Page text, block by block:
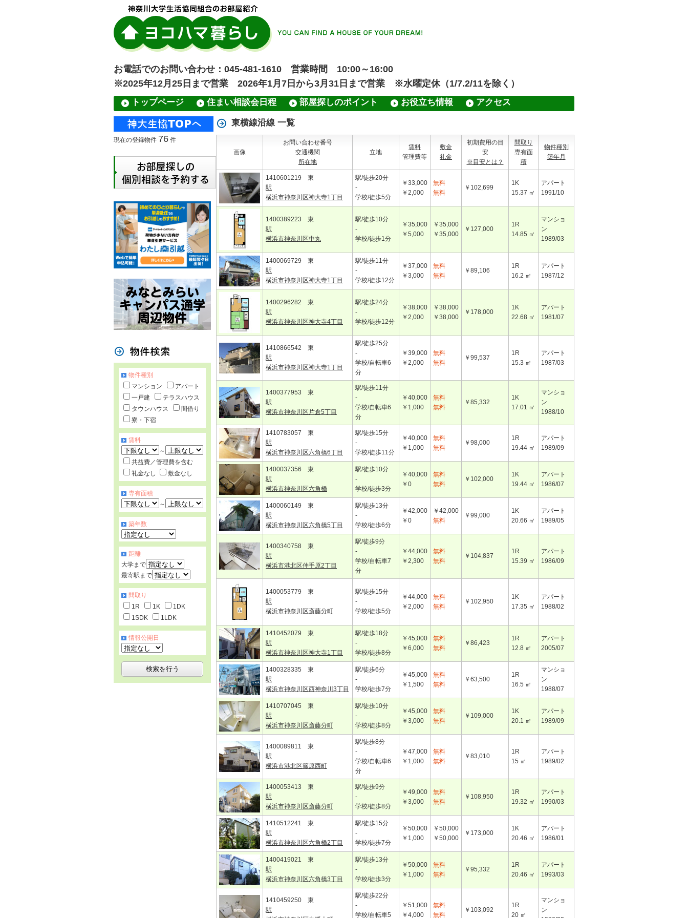
お電話でのお問い合わせ：045-481-1610 営業時間 10:00～16:00
※2025年12月25日まで営業 2026年1月7日から3月31日まで営業 ※水曜定休（1/7.2/11を除く）
トップページ 住まい相談会日程 部屋探しのポイント お役立ち情報 アクセス
東横線沿線 一覧
画像
お問い合わせ番号
交通機関
所在地
立地
賃料
管理費等
敷金
礼金
初期費用の目
安
※目安とは？
間取り
専有面
積
物件種別
築年月
1410601219 東
駅
横浜市神奈川区神大寺1丁目
駅/徒歩20分
-
学校/徒歩5分
￥33,000
￥2,000
無料
無料
￥102,699
1K
15.37 ㎡
アパート
1991/10
1400389223 東
駅
横浜市神奈川区中丸
駅/徒歩10分
-
学校/徒歩1分
￥35,000
￥5,000
￥35,000
￥35,000
￥127,000
1R
14.85 ㎡
マンショ
ン
1989/03
1400069729 東
駅
横浜市神奈川区神大寺1丁目
駅/徒歩11分
-
学校/徒歩12分
￥37,000
￥3,000
無料
無料
￥89,106
1R
16.2 ㎡
アパート
1987/12
1400296282 東
駅
横浜市神奈川区神大寺4丁目
駅/徒歩24分
-
学校/徒歩12分
￥38,000
￥2,000
￥38,000
￥38,000
￥178,000
1K
22.68 ㎡
アパート
1981/07
1410866542 東
駅
横浜市神奈川区神大寺1丁目
駅/徒歩25分
-
学校/自転車6
分
￥39,000
￥2,000
無料
無料
￥99,537
1R
15.3 ㎡
アパート
1987/03
1400377953 東
駅
横浜市神奈川区片倉5丁目
駅/徒歩11分
-
学校/自転車6
分
￥40,000
￥1,000
無料
無料
￥85,332
1K
17.01 ㎡
マンショ
ン
1988/10
1410783057 東
駅
横浜市神奈川区六角橋6丁目
駅/徒歩15分
-
学校/徒歩11分
￥40,000
￥1,000
無料
無料
￥98,000
1R
19.44 ㎡
アパート
1989/09
1400037356 東
駅
横浜市神奈川区六角橋
駅/徒歩10分
-
学校/徒歩3分
￥40,000
￥0
無料
無料
￥102,000
1K
19.44 ㎡
アパート
1986/07
1400060149 東
駅
横浜市神奈川区六角橋5丁目
駅/徒歩13分
-
学校/徒歩6分
￥42,000
￥0
￥42,000
無料
￥99,000
1K
20.66 ㎡
アパート
1989/05
1400340758 東
駅
横浜市港北区仲手原2丁目
駅/徒歩9分
-
学校/自転車7
分
￥44,000
￥2,300
無料
無料
￥104,837
1R
15.39 ㎡
アパート
1986/09
1400053779 東
駅
横浜市神奈川区斎藤分町
駅/徒歩15分
-
学校/徒歩5分
￥44,000
￥2,000
無料
無料
￥102,950
1K
17.35 ㎡
アパート
1988/02
1410452079 東
駅
横浜市神奈川区神大寺1丁目
駅/徒歩18分
-
学校/徒歩8分
￥45,000
￥6,000
無料
無料
￥86,423
1R
12.8 ㎡
アパート
2005/07
1400328335 東
駅
横浜市神奈川区西神奈川3丁目
駅/徒歩6分
-
学校/徒歩7分
￥45,000
￥1,500
無料
無料
￥63,500
1R
16.5 ㎡
マンショ
ン
1988/07
1410707045 東
駅
横浜市神奈川区斎藤分町
駅/徒歩10分
-
学校/徒歩8分
￥45,000
￥3,000
無料
無料
￥109,000
1K
20.1 ㎡
アパート
1989/09
1400089811 東
駅
横浜市港北区篠原西町
駅/徒歩8分
-
学校/自転車6
分
￥47,000
￥1,000
無料
無料
￥83,010
1R
15 ㎡
アパート
1989/02
1400053413 東
駅
横浜市神奈川区斎藤分町
駅/徒歩9分
-
学校/徒歩8分
￥49,000
￥3,000
無料
無料
￥108,950
1R
19.32 ㎡
アパート
1990/03
1410512241 東
駅
横浜市神奈川区六角橋2丁目
駅/徒歩15分
-
学校/徒歩7分
￥50,000
￥1,000
￥50,000
￥50,000
￥173,000
1K
20.46 ㎡
アパート
1986/01
1400419021 東
駅
横浜市神奈川区六角橋3丁目
駅/徒歩13分
-
学校/徒歩3分
￥50,000
￥1,000
無料
無料
￥95,332
1R
20.46 ㎡
アパート
1993/03
1410459250 東
駅
駅/徒歩22分
-
学校/自転車5
￥51,000
￥4,000
無料
無料
￥103,092
1R
20 ㎡
マンショ
ン
現在の登録物件 76 件
物件種別
マンション
アパート
一戸建
テラスハウス
タウンハウス
間借り
寮・下宿
賃料
～
共益費／管理費を含む
礼金なし
敷金なし
専有面積
～
築年数
距離
大学まで
最寄駅まで
間取り
1R
1K
1DK
1SDK
1LDK
情報公開日